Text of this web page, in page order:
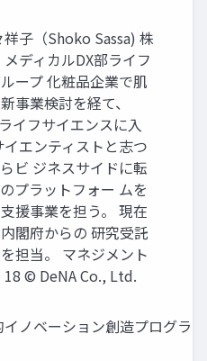
⼦（Shoko Sassa) 株
ディカルDX部ライフ
ープ 化粧品企業で肌
事業検討を経て、
イフサイエンスに⼊
エンティストと志つ
ビ ジネスサイドに転
プラットフォー ムを
援事業を担う。 現在
閣府からの 研究受託
担当。 マネジメント
18 © DeNA Co., Ltd.
ノベーション創造プログラム